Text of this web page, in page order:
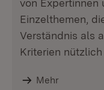
von Expertinnen
Einzelthemen,
Verständnis als
Kriterien nützlich
Mehr